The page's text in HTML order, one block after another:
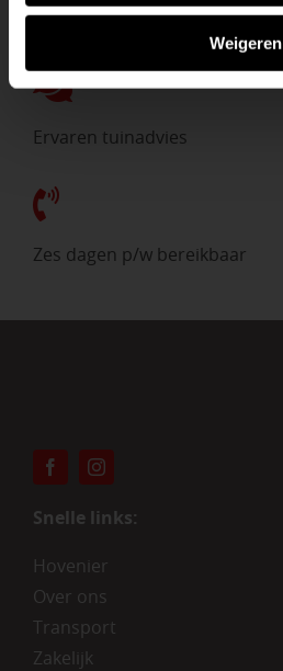
Weigeren
Direct uit voorraad
Ervaren tuinadvies
Zes dagen p/w bereikbaar
Snelle links:
Hovenier
Over ons
Transport
Zakelijk